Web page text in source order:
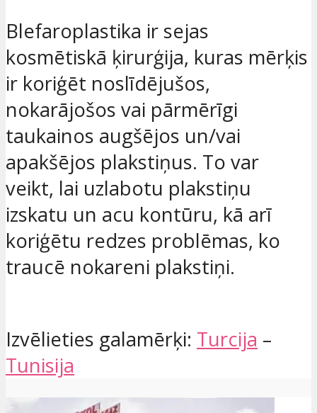
Blefaroplastika ir sejas
kosmētiskā ķirurģija, kuras mērķis
ir koriģēt noslīdējušos,
nokarājošos vai pārmērīgi
taukainos augšējos un/vai
apakšējos plakstiņus. To var
veikt, lai uzlabotu plakstiņu
izskatu un acu kontūru, kā arī
koriģētu redzes problēmas, ko
traucē nokareni plakstiņi.
Izvēlieties galamērķi: Turcija –
Tunisija